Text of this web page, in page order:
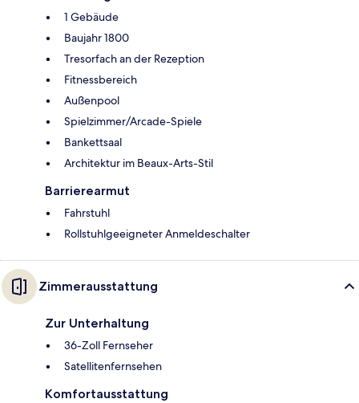
1 Gebäude
Baujahr 1800
Tresorfach an der Rezeption
Fitnessbereich
Außenpool
Spielzimmer/Arcade-Spiele
Bankettsaal
Architektur im Beaux-Arts-Stil
Barrierearmut
Fahrstuhl
Rollstuhlgeeigneter Anmeldeschalter
Zimmerausstattung
Zur Unterhaltung
36-Zoll Fernseher
Satellitenfernsehen
Komfortausstattung